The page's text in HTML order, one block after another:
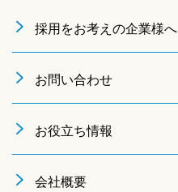
採用をお考えの企業様へ
お問い合わせ
お役立ち情報
会社概要